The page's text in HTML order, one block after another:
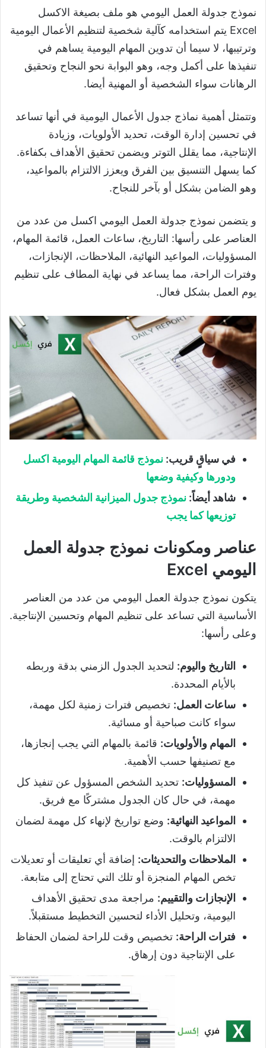
نموذج جدولة العمل اليومي هو ملف بصيغة الاكسل
Excel يتم استخدامه كآلية شخصية لتنظيم الأعمال اليومية
وترتيبها، لا سيما أن تدوين المهام اليومية يساهم في
تنفيذها على أكمل وجه، وهو البوابة نحو النجاح وتحقيق
الرهانات سواء الشخصية أو المهنية أيضا.
وتتمثل أهمية نماذج جدول الأعمال اليومية في أنها تساعد
في تحسين إدارة الوقت، تحديد الأولويات، وزيادة
الإنتاجية، مما يقلل التوتر ويضمن تحقيق الأهداف بكفاءة.
كما يسهل التنسيق بين الفرق ويعزز الالتزام بالمواعيد،
وهو الضامن بشكل أو بآخر للنجاح.
و يتضمن نموذج جدولة العمل اليومي اكسل من عدد من
العناصر على رأسها: التاريخ، ساعات العمل، قائمة المهام،
المسؤوليات، المواعيد النهائية، الملاحظات، الإنجازات،
وفترات الراحة، مما يساعد في نهاية المطاف على تنظيم
يوم العمل بشكل فعال.
في سياقٍ قريب: نموذج قائمة المهام اليومية اكسل
ودورها وكيفية وضعها
شاهد أيضاً: نموذج جدول الميزانية الشخصية وطريقة
توزيعها كما يجب
عناصر ومكونات نموذج جدولة العمل
اليومي Excel
يتكون نموذج جدولة العمل اليومي من عدد من العناصر
الأساسية التي تساعد على تنظيم المهام وتحسين الإنتاجية.
وعلى رأسها:
التاريخ واليوم: لتحديد الجدول الزمني بدقة وربطه
بالأيام المحددة.
ساعات العمل: تخصيص فترات زمنية لكل مهمة،
سواء كانت صباحية أو مسائية.
المهام والأولويات: قائمة بالمهام التي يجب إنجازها،
مع تصنيفها حسب الأهمية.
المسؤوليات: تحديد الشخص المسؤول عن تنفيذ كل
مهمة، في حال كان الجدول مشتركًا مع فريق.
المواعيد النهائية: وضع تواريخ لإنهاء كل مهمة لضمان
الالتزام بالوقت.
الملاحظات والتحديثات: إضافة أي تعليقات أو تعديلات
تخص المهام المنجزة أو تلك التي تحتاج إلى متابعة.
الإنجازات والتقييم: مراجعة مدى تحقيق الأهداف
اليومية، وتحليل الأداء لتحسين التخطيط مستقبلاً.
فترات الراحة: تخصيص وقت للراحة لضمان الحفاظ
على الإنتاجية دون إرهاق.